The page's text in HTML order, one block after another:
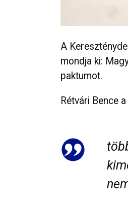
A
mondja ki:
paktumot.
Rétvári Bence